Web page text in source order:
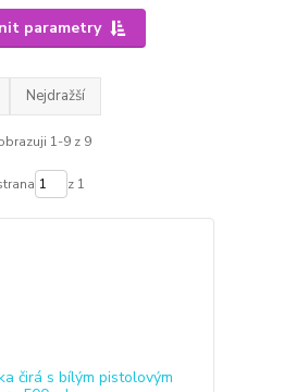
parametry
Nejdražší
1-9 z 9
z 1